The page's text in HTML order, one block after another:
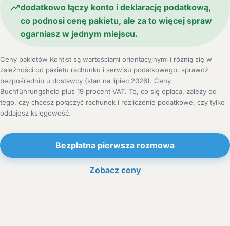
dodatkowo łączy konto i deklarację podatkową,
co podnosi cenę pakietu, ale za to więcej spraw
ogarniasz w jednym miejscu.
Ceny pakietów Kontist są wartościami orientacyjnymi i różnią się w
zależności od pakietu rachunku i serwisu podatkowego, sprawdź
bezpośrednio u dostawcy (stan na lipiec 2026). Ceny
Buchführungsheld plus 19 procent VAT. To, co się opłaca, zależy od
tego, czy chcesz połączyć rachunek i rozliczenie podatkowe, czy tylko
oddajesz księgowość.
Bezpłatna pierwsza rozmowa
Zobacz ceny